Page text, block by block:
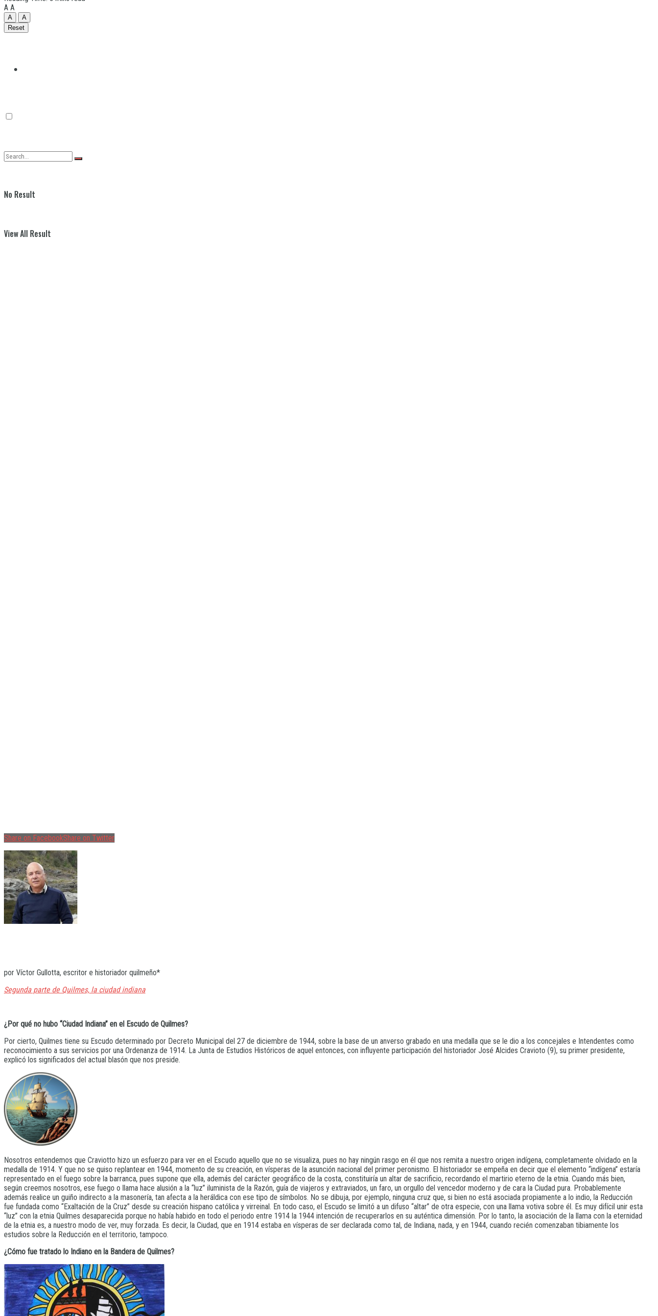
Quilmes
No Result
View All Result
A A
A
A
Reset
Share on FacebookShare on Twitter
por Víctor Gullotta, escritor e historiador quilmeño*
Segunda parte de Quilmes, la ciudad indiana
¿Por qué no hubo “Ciudad Indiana” en el Escudo de Quilmes?
Por cierto, Quilmes tiene su Escudo determinado por Decreto Municipal del 27 de diciembre de 1944, sobre la base de un anverso grabado en una medalla que se le dio a los concejales e Intendentes como
reconocimiento a sus servicios por una Ordenanza de 1914. La Junta de Estudios Históricos de aquel entonces, con influyente participación del historiador José Alcides Cravioto (9), su primer presidente,
explicó los significados del actual blasón que nos preside.
Nosotros entendemos que Craviotto hizo un esfuerzo para ver en el Escudo aquello que no se visualiza, pues no hay ningún rasgo en él que nos remita a nuestro origen indígena, completamente olvidado en la
medalla de 1914. Y que no se quiso replantear en 1944, momento de su creación, en vísperas de la asunción nacional del primer peronismo. El historiador se empeña en decir que el elemento “indígena” estaría
representado en el fuego sobre la barranca, pues supone que ella, además del carácter geográfico de la costa, constituiría un altar de sacrificio, recordando el martirio eterno de la etnia. Cuando más bien,
según creemos nosotros, ese fuego o llama hace alusión a la “luz” iluminista de la Razón, guía de viajeros y extraviados, un faro, un orgullo del vencedor moderno y de cara la Ciudad pura. Probablemente
además realice un guiño indirecto a la masonería, tan afecta a la heráldica con ese tipo de símbolos. No se dibuja, por ejemplo, ninguna cruz que, si bien no está asociada propiamente a lo indio, la Reducción
fue fundada como “Exaltación de la Cruz” desde su creación hispano católica y virreinal. En todo caso, el Escudo se limitó a un difuso “altar” de otra especie, con una llama votiva sobre él. Es muy difícil unir esta
“luz” con la etnia Quilmes desaparecida porque no había habido en todo el periodo entre 1914 la 1944 intención de recuperarlos en su auténtica dimensión. Por lo tanto, la asociación de la llama con la eternidad
de la etnia es, a nuestro modo de ver, muy forzada. Es decir, la Ciudad, que en 1914 estaba en vísperas de ser declarada como tal, de Indiana, nada, y en 1944, cuando recién comenzaban tibiamente los
estudios sobre la Reducción en el territorio, tampoco.
¿Cómo fue tratado lo Indiano en la Bandera de Quilmes?